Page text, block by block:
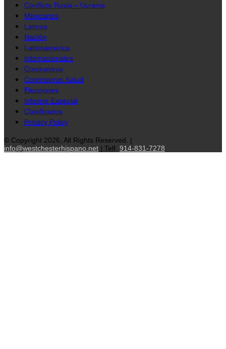
Conflicto Rusia – Ucrania
Mexicanos
Latinos
Nación
Latinoamérica
Internacionales
Coronavirus
Coronavirus-Salud
Elecciones
Informe Especial
Clasificados
Privacy Policy
© Copyright 2026, All Rights Reserved. |
info@westchesterhispano.net | Telf. 914-831-7278